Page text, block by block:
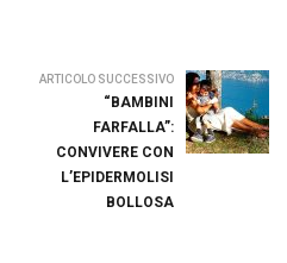
ARTICOLO SUCCESSIVO
“BAMBINI
FARFALLA”:
CONVIVERE CON
L’EPIDERMOLISI
BOLLOSA